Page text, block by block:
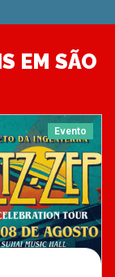
EM SÃO
Evento